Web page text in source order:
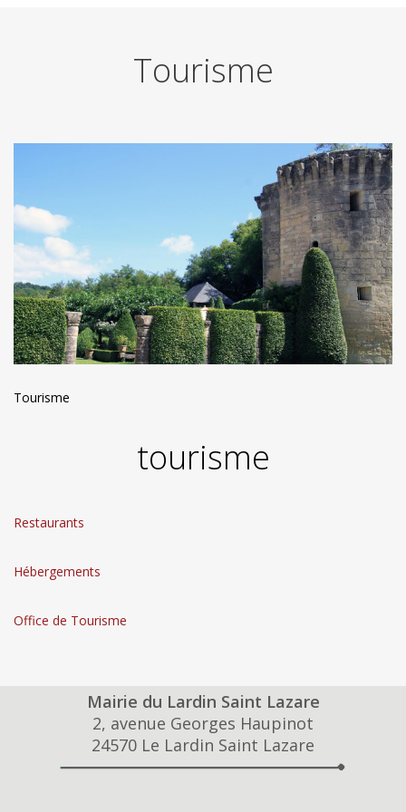
Tourisme
Tourisme
tourisme
Restaurants
Hébergements
Office de Tourisme
Mairie du Lardin Saint Lazare
2, avenue Georges Haupinot
24570 Le Lardin Saint Lazare